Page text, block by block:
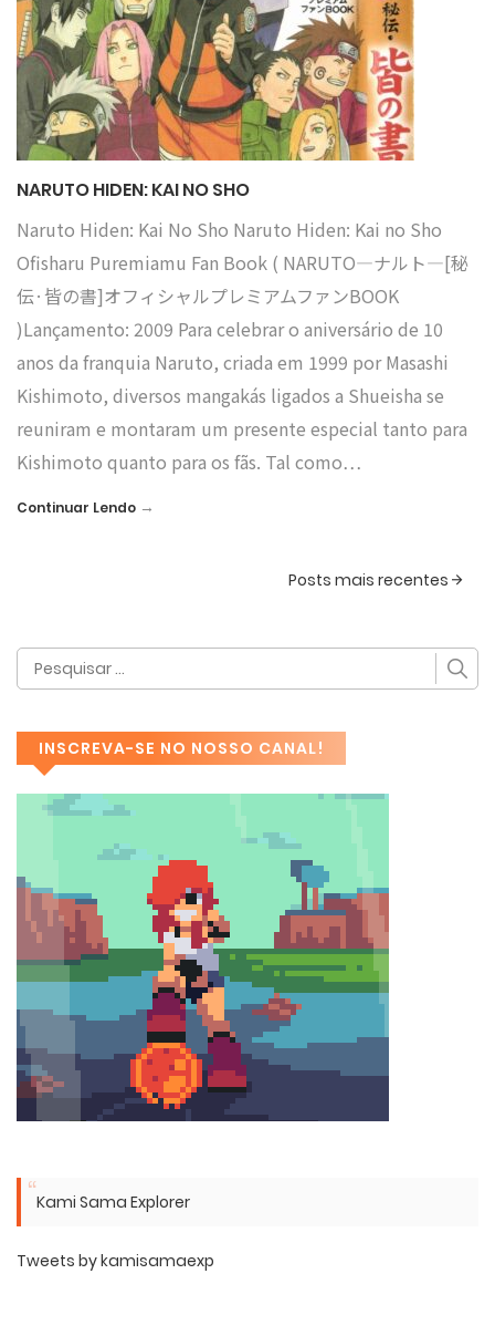
NARUTO HIDEN: KAI NO SHO
Naruto Hiden: Kai No Sho Naruto Hiden: Kai no Sho
Ofisharu Puremiamu Fan Book ( NARUTO―ナルト―[秘
伝·皆の書]オフィシャルプレミアムファンBOOK
)Lançamento: 2009 Para celebrar o aniversário de 10
anos da franquia Naruto, criada em 1999 por Masashi
Kishimoto, diversos mangakás ligados a Shueisha se
reuniram e montaram um presente especial tanto para
Kishimoto quanto para os fãs. Tal como…
Continuar Lendo →
Posts mais recentes
INSCREVA-SE NO NOSSO CANAL!
Kami Sama Explorer
Tweets by kamisamaexp